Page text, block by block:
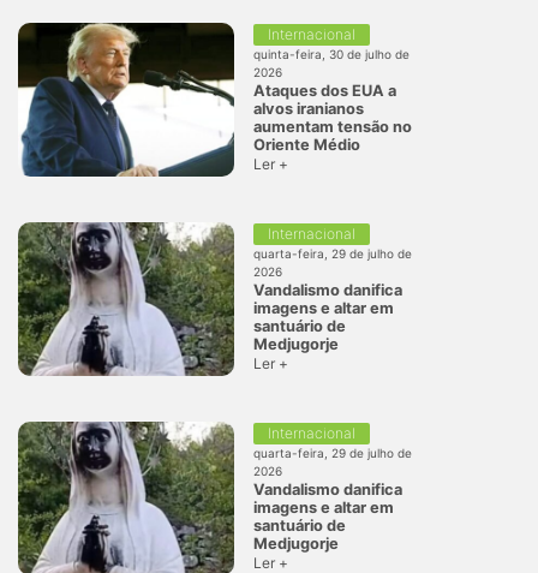
Internacional
quinta-feira, 30 de julho de
2026
Ataques dos EUA a
alvos iranianos
aumentam tensão no
Oriente Médio
Ler +
Internacional
quarta-feira, 29 de julho de
2026
Vandalismo danifica
imagens e altar em
santuário de
Medjugorje
Ler +
Internacional
quarta-feira, 29 de julho de
2026
Vandalismo danifica
imagens e altar em
santuário de
Medjugorje
Ler +